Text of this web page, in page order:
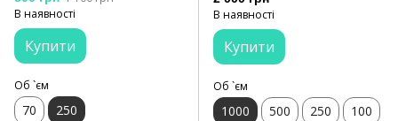
В наявності
Купити
Об `єм
70 250
В наявності
Купити
Об `єм
1000 500 250
100